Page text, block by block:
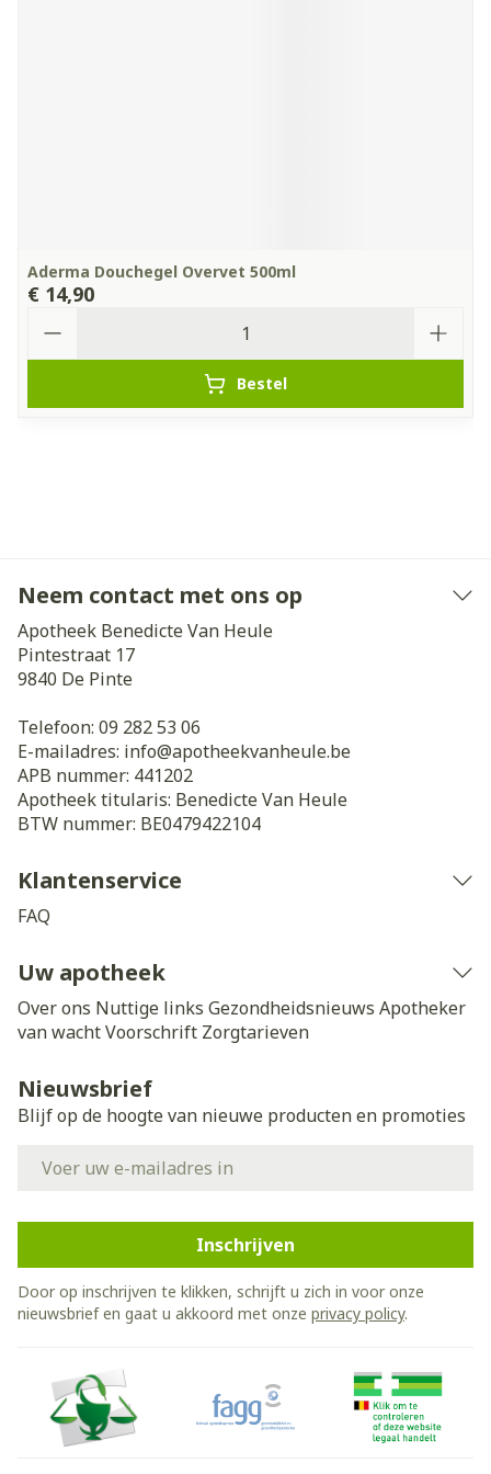
Aderma Douchegel Overvet 500ml
€ 14,90
Bestel
Neem contact met ons op
Apotheek Benedicte Van Heule
Pintestraat 17
9840 De Pinte
Telefoon: 09 282 53 06
E-mailadres: info@apotheekvanheule.be
APB nummer: 441202
Apotheek titularis: Benedicte Van Heule
BTW nummer: BE0479422104
Klantenservice
FAQ
Uw apotheek
Over ons Nuttige links Gezondheidsnieuws Apotheker
van wachtVoorschrift Zorgtarieven
Nieuwsbrief
Blijf op de hoogte van nieuwe producten en promoties
Inschrijven
Door op inschrijven te klikken, schrijft u zich in voor onze
nieuwsbrief en gaat u akkoord met onze privacy policy.